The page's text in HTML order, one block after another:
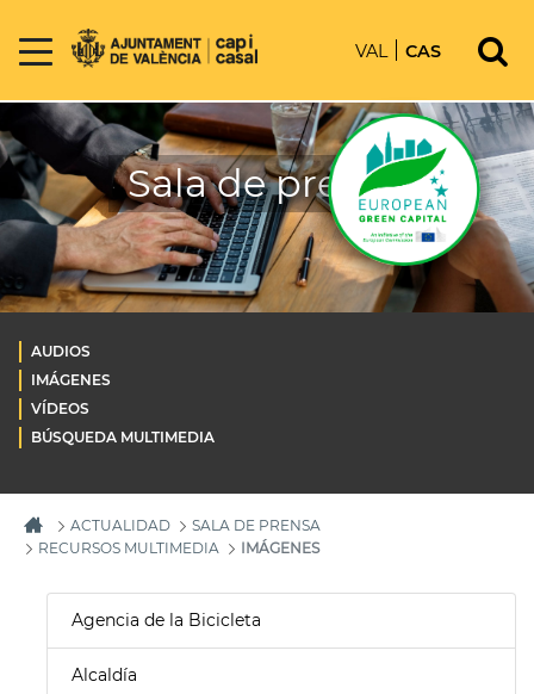
VAL CAS
Sala de prensa
AUDIOS
IMÁGENES
VÍDEOS
BÚSQUEDA MULTIMEDIA
ACTUALIDAD
SALA DE PRENSA
RECURSOS MULTIMEDIA
IMÁGENES
Agencia de la Bicicleta
Alcaldía